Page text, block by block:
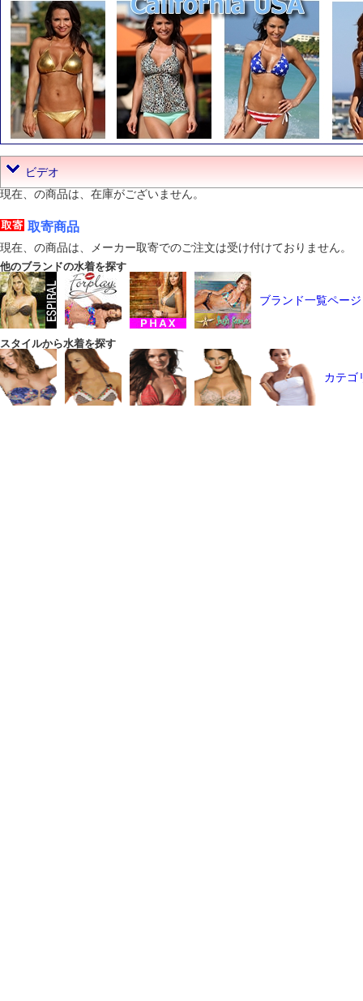
ビデオ
現在、の商品は、在庫がございません。
取寄商品
現在、の商品は、メーカー取寄でのご注文は受け付けておりません。
他のブランドの水着を探す
ブランド一覧ページ
スタイルから水着を探す
カテゴ